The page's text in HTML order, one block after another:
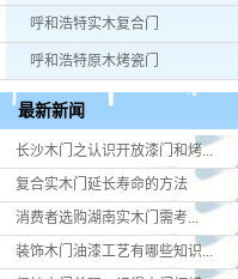
呼和浩特实木复合门
呼和浩特原木烤瓷门
最新新闻
长沙木门之认识开放漆门和烤...
复合实木门延长寿命的方法
消费者选购湖南实木门​需考...
装饰木门油漆工艺有哪些知识...